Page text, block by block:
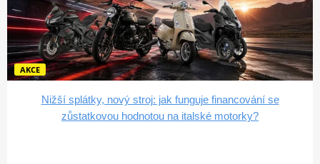
Nižší splátky, nový stroj: jak funguje financování se
zůstatkovou hodnotou na italské motorky?
AKCE